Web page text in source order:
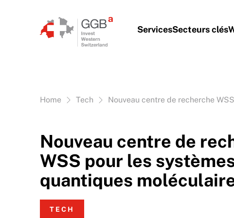
ServicesSecteurs clés
Vous êtes ici:
Home Tech Nouveau centre de recherche
Nouveau centre de
WSS pour les
quantiques
TECH